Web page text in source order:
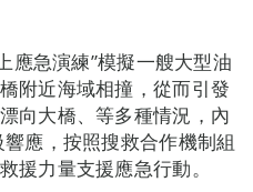
應急演練”模擬一艘大型油
附近海域相撞，從而引發
向大橋、等多種情況，內
應，按照搜救合作機制組
援力量支援應急行動。